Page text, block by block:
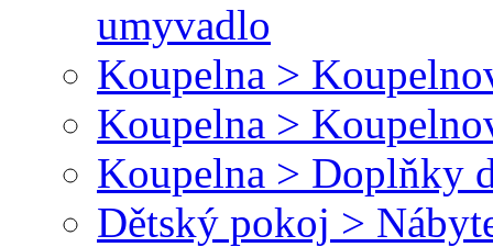
umyvadlo
Koupelna >
Koupelna >
Koupelna > Doplňky
Dětský pokoj >